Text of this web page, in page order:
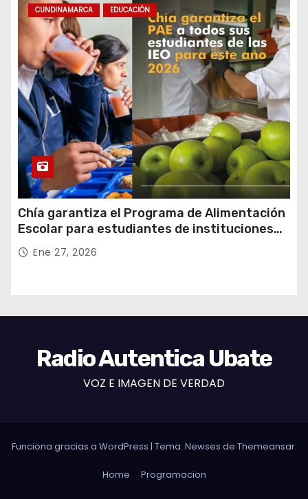
CUNDINAMARCA EDUCACIÓN
Chía garantiza el Programa de Alimentación
Escolar para estudiantes de instituciones
oficiales
Ene 27, 2026
Radio Autentica Ubate
VOZ E IMAGEN DE VERDAD
Funciona gracias a WordPress | Tema: Newses de Themeansar.
Home Programacion